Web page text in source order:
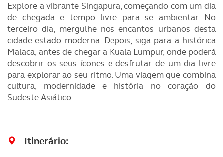
Explore a vibrante Singapura, começando com um dia
de chegada e tempo livre para se ambientar. No
terceiro dia, mergulhe nos encantos urbanos desta
cidade-estado moderna. Depois, siga para a histórica
Malaca, antes de chegar a Kuala Lumpur, onde poderá
descobrir os seus ícones e desfrutar de um dia livre
para explorar ao seu ritmo. Uma viagem que combina
cultura, modernidade e história no coração do
Sudeste Asiático.
Itinerário: